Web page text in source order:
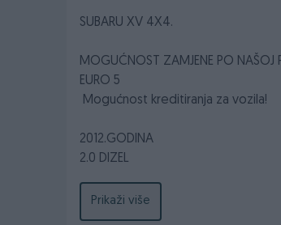
SUBARU XV 4X4.
MOGUĆNOST ZAMJENE PO NAŠOJ
EURO 5
Mogućnost kreditiranja za vozila!
2012.GODINA
2.0 DIZEL
Prikaži više